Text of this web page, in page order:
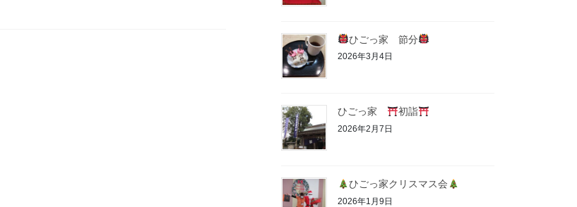
ひごっ家 節分
2026年3月4日
ひごっ家 初詣
2026年2月7日
ひごっ家クリスマス会
2026年1月9日